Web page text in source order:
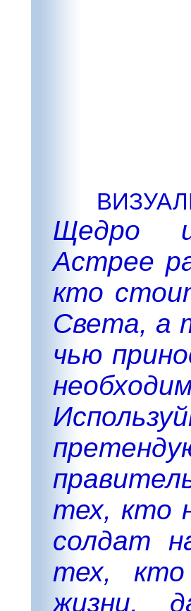
Щедро
Астрее
кто
Света, а
чью
тех, кто
солдат
тех, кто
жизни,